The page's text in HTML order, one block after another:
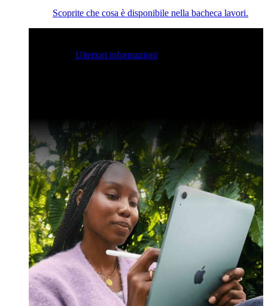
Scoprite che cosa è disponibile nella bacheca lavori.
Ulteriori informazioni